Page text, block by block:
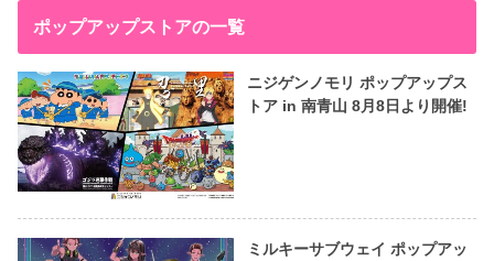
ポップアップストアの一覧
ニジゲンノモリ ポップアップス
トア in 南青山 8月8日より開催!
ミルキーサブウェイ ポップアッ